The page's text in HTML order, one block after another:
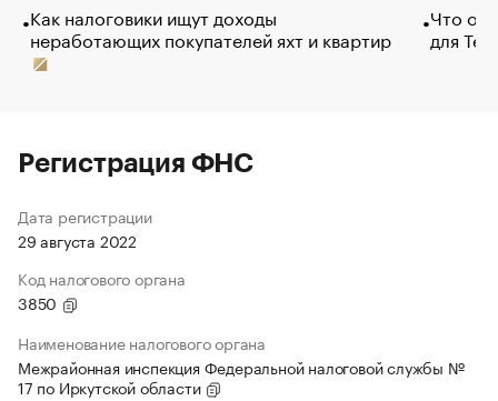
Как налоговики ищут доходы
неработающих покупателей яхт и квартир
Что
для
Регистрация ФНС
Дата регистрации
29 августа 2022
Код налогового органа
3850
Наименование налогового органа
Межрайонная инспекция Федеральной налоговой службы №
17 по Иркутской области